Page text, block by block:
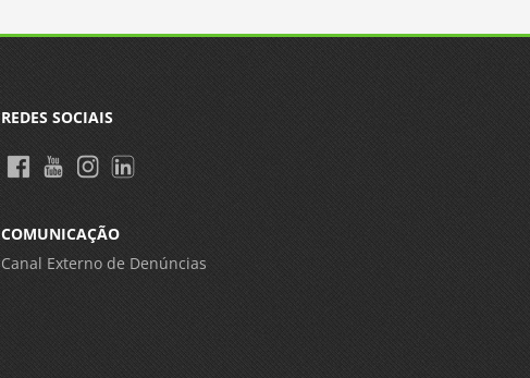
REDES SOCIAIS
COMUNICAÇÃO
Canal Externo de Denúncias